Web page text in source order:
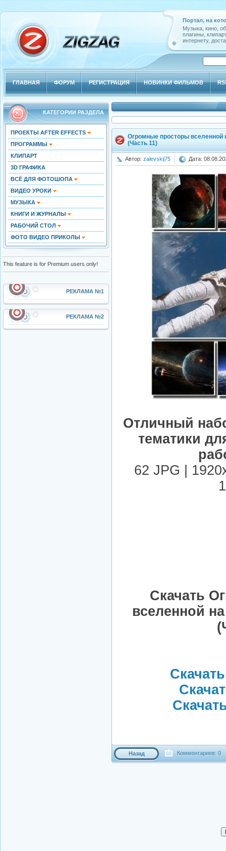
Портал, на
Музыка, кино,
плагины,
интернету,
ГЛАВНАЯ ФОРУМ РЕГИСТРАЦИЯ НОВИНКИ ФИЛЬМОВ
КАТЕГОРИИ РАЗДЕЛА
ПРОЕКТЫ AFTER EFFECTS
ПРОГРАММЫ
КЛИПАРТ
3D ГРАФИКА
ВСЁ ДЛЯ ФОТОШОПА
ВИДЕО УРОКИ
МУЗЫКА
КНИГИ И ЖУРНАЛЫ
РАБОЧИЙ СТОЛ
ФОТО ВИДЕО ПРИКОЛЫ
This feature is for Premium users only!
РЕКЛАМА №1
РЕКЛАМА №2
Огромные просторы вселенной
(Часть 11)
Автор: zalevskij75 Дата:
Отличный
тематики
62 JPG |
Скачать
вселенной
Назад Комментариев: 0